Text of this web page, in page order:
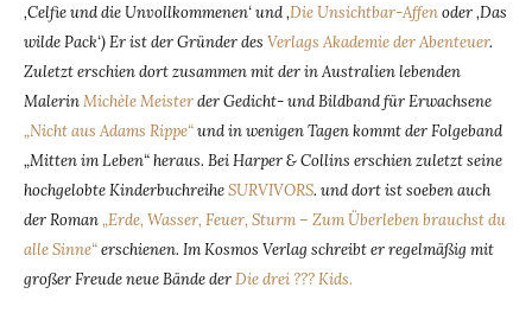
‚Celfie und die Unvollkommenen‘ und ‚Die Unsichtbar-Affenoder ‚Das
wilde Pack‘) Er ist der Gründer des Verlags Akademie der Abenteuer.
Zuletzt erschien dort zusammen mit der in Australien lebenden
MalerinMichèle Meisterder Gedicht- und Bildband für Erwachsene
„Nicht aus Adams Rippe“und in wenigen Tagen kommt der Folgeband
„Mitten im Leben“ heraus. Bei Harper & Collins erschien zuletzt seine
hochgelobte KinderbuchreiheSURVIVORS. und dort ist soeben auch
der Roman„Erde, Wasser, Feuer, Sturm – Zum Überleben brauchst du
alle Sinne“erschienen. Im Kosmos Verlag schreibt er regelmäßig mit
großer Freude neue Bände derDie drei ??? Kids.